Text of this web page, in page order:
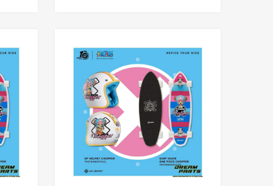
Add to Wishlist